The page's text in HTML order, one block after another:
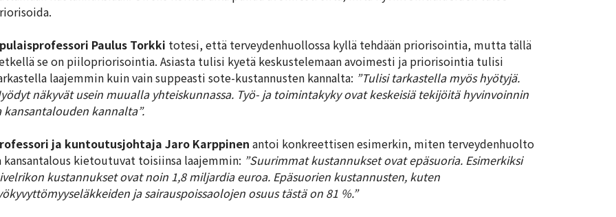
Paulus Torkki totesi, että terveydenhuollossa kyllä tehdään priorisointia, mutta tällä
se on piilopriorisointia. Asiasta tulisi kyetä keskustelemaan avoimesti ja priorisointia tulisi
laajemmin kuin vain suppeasti sote-kustannusten kannalta: ”Tulisi tarkastella myös hyötyjä.
näkyvät usein muualla yhteiskunnassa. Työ- ja toimintakyky ovat keskeisiä tekijöitä hyvinvoinnin
kansantalouden kannalta”.
ja kuntoutusjohtaja Jaro Karppinen antoi konkreettisen esimerkin, miten terveydenhuolto
kansantalous kietoutuvat toisiinsa laajemmin: ”Suurimmat kustannukset ovat epäsuoria. Esimerkiksi
kustannukset ovat noin 1,8 miljardia euroa. Epäsuorien kustannusten, kuten
ja sairauspoissaolojen osuus tästä on 81 %.”